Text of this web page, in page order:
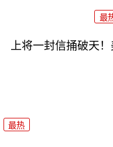
最
上将一封信捅破天！
最热